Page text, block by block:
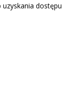
uzyskania dostępu